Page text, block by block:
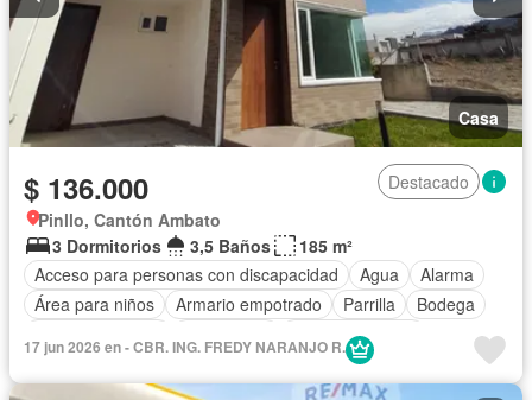
Casa
$ 136.000
Destacado
Pinllo, Cantón Ambato
3 Dormitorios
3,5 Baños
185 m²
Acceso para personas con discapacidad
Agua
Alarma
Área para niños
Armario empotrado Parrilla
Bodega
Estacionamiento
Garita de guardianía
Patio
Conserje
Vista panorámica Sin amoblar
17 jun 2026 en - CBR. ING. FREDY NARANJO R.